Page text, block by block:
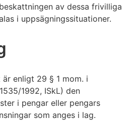
av dessa frivilliga
i uppsägningssituationer.
enligt 29 § 1 mom. i
1992, ISkL) den
i pengar eller pengars
som anges i lag.